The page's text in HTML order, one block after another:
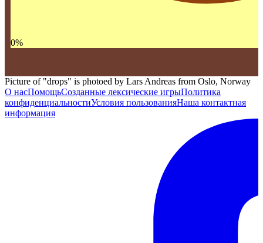
0%
Picture of "drops" is photoed by Lars Andreas from Oslo, Norway
О насПомощьСозданные лексические игрыПолитика
конфиденциальностиУсловия пользованияНаша контактная
информация